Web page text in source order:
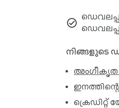
നിങ്ങളുടെ
അംഗീകൃത